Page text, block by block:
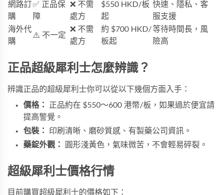
網路訂
購
✅ 正品保
障
❌ 不需
處方
$550 HKD/板
起
快速、隱私、客
服支援
海外代
購
⚠️ 不一定
❌ 不需
處方
約 $700 HKD/
板起
等待時間長，風
險高
正品超級犀利士怎麼辨識？
辨識正品的超級犀利士你可以從以下幾個方面入手：
價格：
正品約在 $550～600 港幣/板，如果過於便宜請
提高警覺。
包裝：
印刷清晰、磨砂質感、有製藥公司資訊。
藥錠外觀：
圓形淺黃色，氣味微苦，不會輕易碎裂。
超級犀利士價格行情
目前購買超級犀利士的價格如下：